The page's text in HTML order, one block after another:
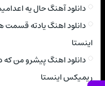
دانلود آهنگ حال یه
دانلود اهنگ یادته
اینستا
دانلود اهنگ پیشرو من
ریمیکس اینستا